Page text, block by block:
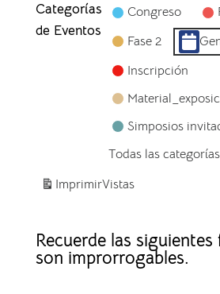
Categorías
de Eventos
Congreso
Fase 2
Inscripción
Simposios
Todas las categorías
ImprimirVistas
Recuerde las siguientes
son improrrogables.